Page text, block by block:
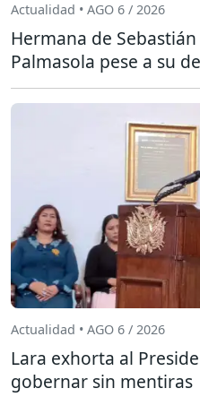
Actualidad • AGO 6 / 2026
Hermana de
Palmasola pese a su
Actualidad • AGO 6 / 2026
Lara exhorta al
gobernar sin mentiras